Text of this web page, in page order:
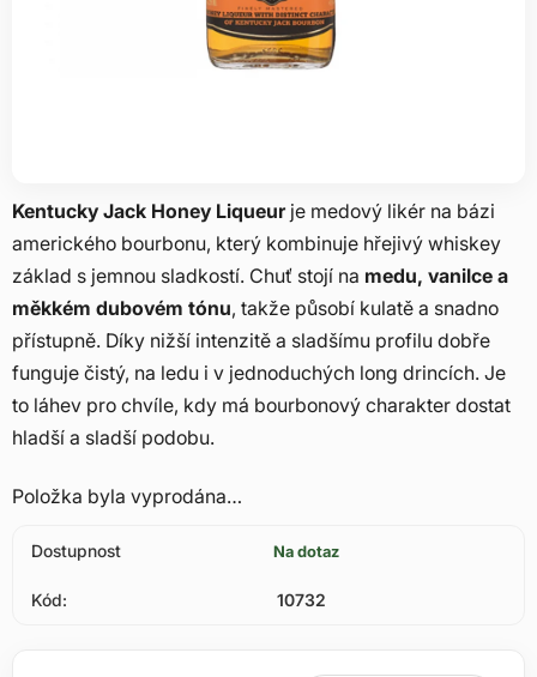
Kentucky Jack Honey Liqueurje medový likér na bázi
amerického bourbonu, který kombinuje hřejivý whiskey
základ s jemnou sladkostí. Chuť stojí na medu, vanilce a
měkkém dubovém tónu, takže působí kulatě a snadno
přístupně. Díky nižší intenzitě a sladšímu profilu dobře
funguje čistý, na ledu i v jednoduchých long drincích. Je
to láhev pro chvíle, kdy má bourbonový charakter dostat
hladší a sladší podobu.
Položka byla vyprodána…
Dostupnost Na dotaz
Kód: 10732